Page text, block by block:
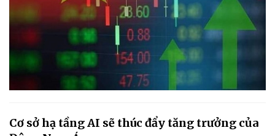
Cơ sở hạ tầng AI sẽ thúc đẩy tăng trưởng của